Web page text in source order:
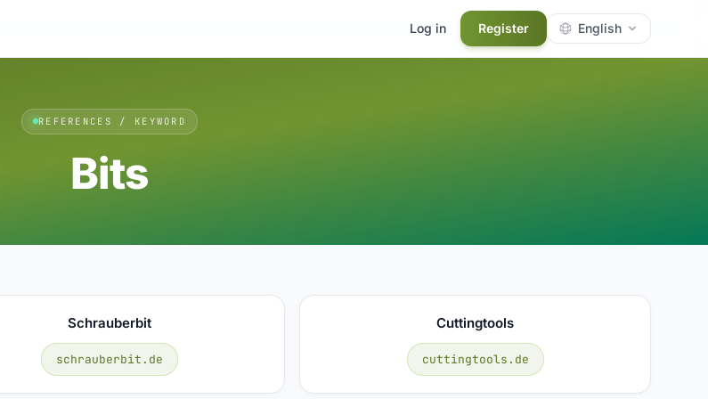
Log in Register English
REFERENCES / KEYWORD
Bits
Schrauberbit
schrauberbit.de
Cuttingtools
cuttingtools.de